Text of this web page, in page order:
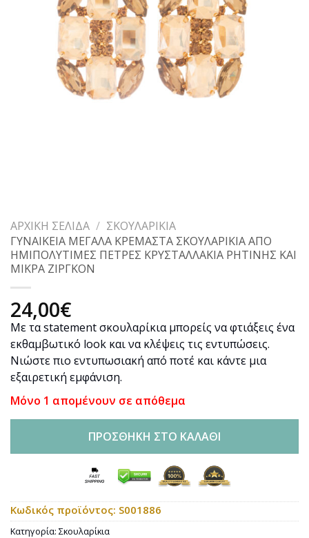
ΑΡΧΙΚΉ ΣΕΛΊΔΑ / ΣΚΟΥΛΑΡΊΚΙΑ
ΓΥΝΑΙΚΕΙΑ ΜΕΓΑΛΑ ΚΡΕΜΑΣΤΑ ΣΚΟΥΛΑΡΙΚΙΑ ΑΠΟ
ΗΜΙΠΟΛΥΤΙΜΕΣ ΠΕΤΡΕΣ ΚΡΥΣΤΑΛΛΑΚΙΑ ΡΗΤΙΝΗΣ ΚΑΙ
ΜΙΚΡΑ ΖΙΡΓΚΟΝ
24,00€
Με τα statement σκουλαρίκια μπορείς να φτιάξεις ένα
εκθαμβωτικό look και να κλέψεις τις εντυπώσεις.
Νιώστε πιο εντυπωσιακή από ποτέ και κάντε μια
εξαιρετική εμφάνιση.
Μόνο 1 απομένουν σε απόθεμα
ΠΡΟΣΘΉΚΗ ΣΤΟ ΚΑΛΆΘΙ
Κωδικός προϊόντος: S001886
Κατηγορία: Σκουλαρίκια